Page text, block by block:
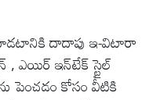
చూడటానికి దాదాపు ఇ-విటారా
ఎయిర్ ఇన్‌టేక్ స్టైల్
పెంచడం కోసం వీటికి